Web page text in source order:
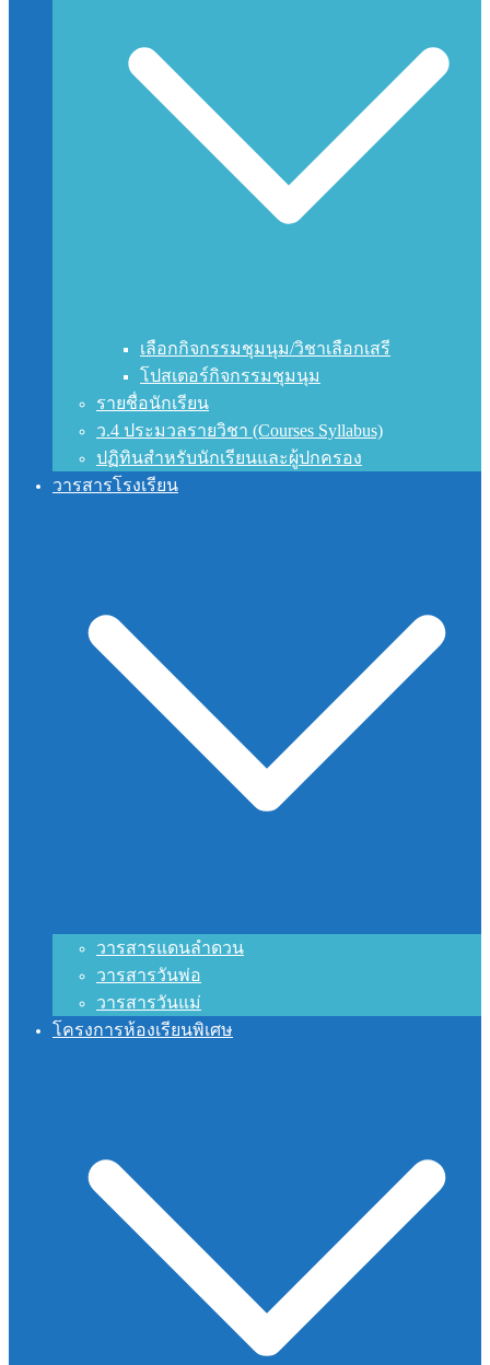
เลือกกิจกรรมชุมนุม/วิชาเลือกเสรี
โปสเตอร์กิจกรรมชุมนุม
รายชื่อนักเรียน
ว.4 ประมวลรายวิชา (Courses Syllabus)
ปฏิทินสำหรับนักเรียนและผู้ปกครอง
วารสารโรงเรียน
วารสารแดนลำดวน
วารสารวันพ่อ
วารสารวันแม่
โครงการห้องเรียนพิเศษ